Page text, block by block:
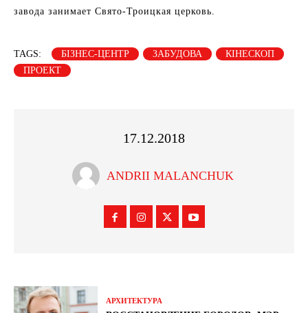
завода занимает Свято-Троицкая церковь.
TAGS: БІЗНЕС-ЦЕНТР ЗАБУДОВА
КІНЕСКОП
ПРОЕКТ
17.12.2018
ANDRII MALANCHUK
АРХИТЕКТУРА